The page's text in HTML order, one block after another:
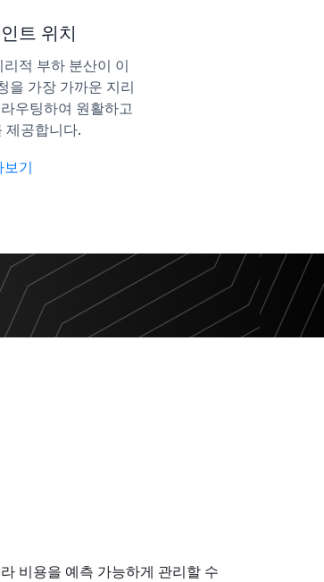
트 위치
적 부하 분산이 이
을 가장 가까운 지리
우팅하여 원활하고
제공합니다.
기
비용을 예측 가능하게 관리할 수